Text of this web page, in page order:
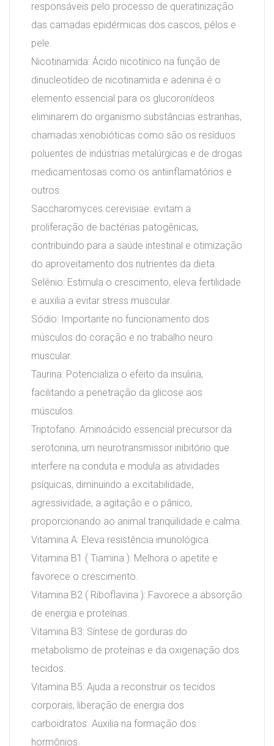
responsáveis pelo processo de queratinização
das camadas epidérmicas dos cascos, pêlos e
pele.
Nicotinamida: Ácido nicotínico na função de
dinucleotídeo de nicotinamida e adenina é o
elemento essencial para os glucoronídeos
eliminarem do organismo substâncias estranhas,
chamadas xenobióticas como são os resíduos
poluentes de indústrias metalúrgicas e de drogas
medicamentosas como os antiinflamatórios e
outros.
Saccharomyces cerevisiae: evitam a
proliferação de bactérias patogênicas,
contribuindo para a saúde intestinal e otimização
do aproveitamento dos nutrientes da dieta.
Selênio: Estimula o crescimento, eleva fertilidade
e auxilia a evitar stress muscular.
Sódio: Importante no funcionamento dos
músculos do coração e no trabalho neuro
muscular.
Taurina: Potencializa o efeito da insulina,
facilitando a penetração da glicose aos
músculos.
Triptofano: Aminoácido essencial precursor da
serotonina, um neurotransmissor inibitório que
interfere na conduta e modula as atividades
psíquicas, diminuindo a excitabilidade,
agressividade, a agitação e o pânico,
proporcionando ao animal tranqüilidade e calma.
Vitamina A: Eleva resistência imunológica.
Vitamina B1 ( Tiamina ): Melhora o apetite e
favorece o crescimento.
Vitamina B2 ( Riboflavina ): Favorece a absorção
de energia e proteínas.
Vitamina B3: Síntese de gorduras do
metabolismo de proteínas e da oxigenação dos
tecidos.
Vitamina B5: Ajuda a reconstruir os tecidos
corporais, liberação de energia dos
carboidratos. Auxilia na formação dos
hormônios.